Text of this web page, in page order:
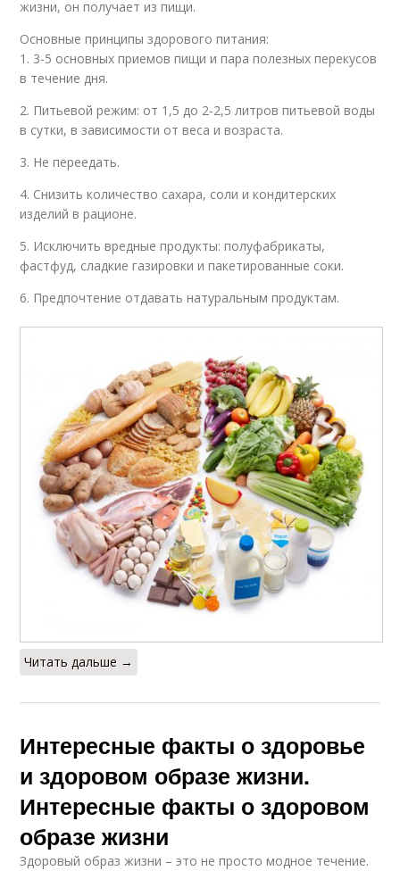
жизни, он получает из пищи.
Основные принципы здорового питания:
1. 3-5 основных приемов пищи и пара полезных перекусов
в течение дня.
2. Питьевой режим: от 1,5 до 2-2,5 литров питьевой воды
в сутки, в зависимости от веса и возраста.
3. Не переедать.
4. Снизить количество сахара, соли и кондитерских
изделий в рационе.
5. Исключить вредные продукты: полуфабрикаты,
фастфуд, сладкие газировки и пакетированные соки.
6. Предпочтение отдавать натуральным продуктам.
Читать дальше →
Интересные факты о здоровье
и здоровом образе жизни.
Интересные факты о здоровом
образе жизни
Здоровый образ жизни – это не просто модное течение.